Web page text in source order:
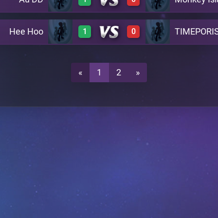
1 A22 0
1 A22 0
Hee Hoo 1 0
« 1 2 »